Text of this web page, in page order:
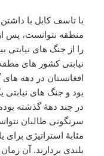
با تاسف کابل با
را از جنگ های نیابتی
نیابتی کشور های
افغانستان در دهه های
بود و جنگ های نیابتی
در چند دهۀ گذشته
سرنگونی طالبان
مثابۀ استراتیژی
بلندی بردارند. آن